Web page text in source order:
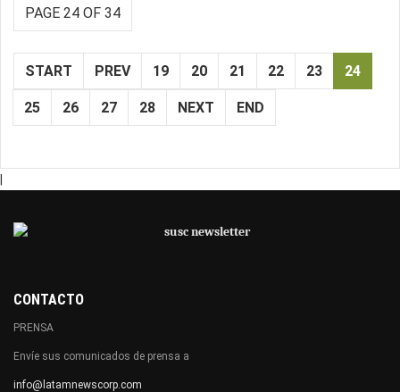
PAGE 24 OF 34
START PREV 19 20 21 22 23 24
25 26 27 28 NEXT END
CONTACTO
PRENSA
Envíe sus comunicados de prensa a
info@latamnewscorp.com